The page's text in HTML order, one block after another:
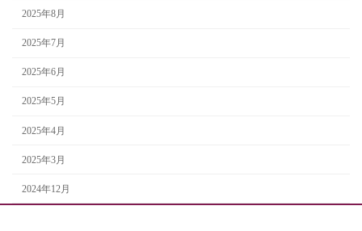
2025年8月
2025年7月
2025年6月
2025年5月
2025年4月
2025年3月
2024年12月